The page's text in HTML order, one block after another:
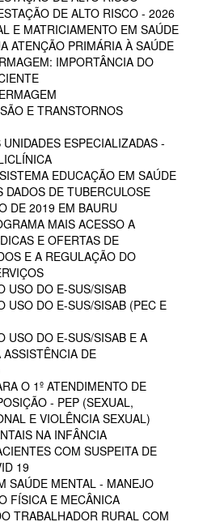
DE ALTO RISCO - 2026
E MATRICIAMENTO EM SAÚDE
ATENÇÃO PRIMÁRIA À SAÚDE
IMPORTÂNCIA DO
E TRANSTORNOS
ESPECIALIZADAS -
EDUCAÇÃO EM SAÚDE
DADOS DE TUBERCULOSE
DE 2019 EM BAURU
MAIS ACESSO A
E OFERTAS DE
E A REGULAÇÃO DO
USO DO E-SUS/SISAB
USO DO E-SUS/SISAB (PEC E
USO DO E-SUS/SISAB E A
DE
O 1º ATENDIMENTO DE
- PEP (SEXUAL,
E VIOLÊNCIA SEXUAL)
NA INFÂNCIA
COM SUSPEITA DE
19
SAÚDE MENTAL - MANEJO
FÍSICA E MECÂNICA
TRABALHADOR RURAL COM